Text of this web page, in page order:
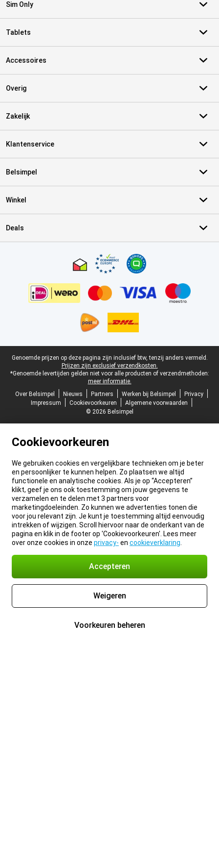
Sim Only
Tablets
Accessoires
Overig
Zakelijk
Klantenservice
Belsimpel
Winkel
Deals
Juridische voettekst
Genoemde prijzen op deze pagina zijn inclusief btw, tenzij anders vermeld.
Prijzen zijn exclusief verzendkosten.
*Genoemde levertijden gelden niet voor alle producten of verzendmethoden:
meer informatie.
Over Belsimpel
Nieuws Partners Werken bij Belsimpel
Privacy
Impressum
Cookievoorkeuren
Algemene voorwaarden
© 2026 Belsimpel
Cookievoorkeuren
We gebruiken cookies en vergelijkbare technieken om je beter
en persoonlijker te kunnen helpen. Zo plaatsen we altijd
functionele en analytische cookies. Als je op “Accepteren”
klikt, geef je ons ook toestemming om jouw gegevens te
verzamelen en te delen met 3 partners voor
marketingdoeleinden. Zo kunnen we advertenties tonen die
voor jou relevant zijn. Je kunt je toestemming altijd eenvoudig
intrekken of wijzigen. Scroll hiervoor naar de onderkant van de
pagina en klik in de footer op 'Cookievoorkeuren'. Lees meer
over onze cookies in onze privacy- en cookieverklaring
Accepteren
Weigeren
Voorkeuren beheren